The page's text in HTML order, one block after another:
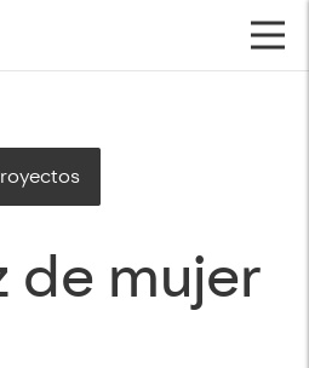
de mujer